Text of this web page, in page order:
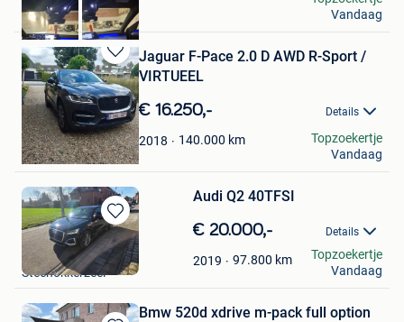
Harelbeke
Vandaag
Bewaren
in
Mijn
Favorieten
Jaguar F-Pace 2.0 D AWD R-Sport /
VIRTUEEL
€ 16.250,- Details
2018 140.000 km
dennis
Maaseik
Topzoekertje
Vandaag
Bewaren
in
Mijn
Favorieten
Audi Q2 40TFSI
€ 20.000,- Details
2019 97.800 km
Iwens Gregory
Steenokkerzeel
Topzoekertje
Vandaag
Bmw 520d xdrive m-pack full option